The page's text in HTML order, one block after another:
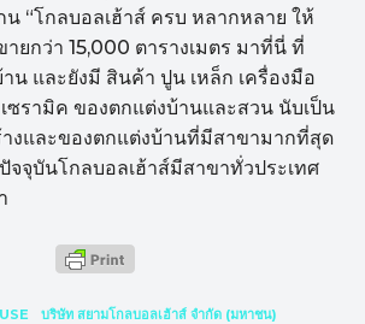
“โกลบอลเฮ้าส์ ครบ หลากหลาย ให้
กว่า 15,000 ตารางเมตร มาที่นี่ ที่
าน และยังมี สินค้า ปูน เหล็ก เครื่องมือ
ซรามิค ของตกแต่งบ้านและสวน นับเป็น
งและของตกแต่งบ้านที่มีสาขามากที่สุด
จจุบันโกลบอลเฮ้าส์มีสาขาทั่วประเทศ
บริษัท สยามโกลบอลเฮ้าส์ จำกัด (มหาชน)